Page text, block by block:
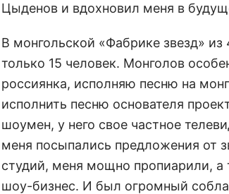
Цыденов и вдохновил меня в
В монгольской «Фабрике звезд»
только 15 человек. Монголов
россиянка, исполняю песню на
исполнить песню основателя
шоумен, у него свое частное
меня посыпались предложения от
студий, меня мощно пропиарили, а
шоу-бизнес. И был огромный